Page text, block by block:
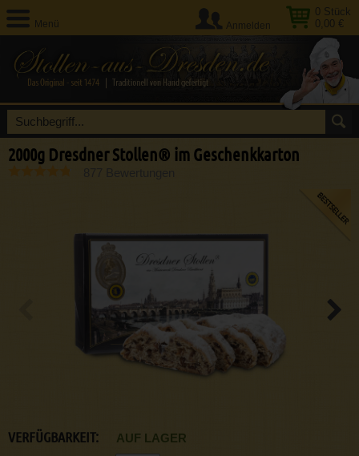
Menü
0 Stück
0,00 €
Anmelden
2000g Dresdner Stollen® im Geschenkkarton
VERFÜGBARKEIT: AUF LAGER